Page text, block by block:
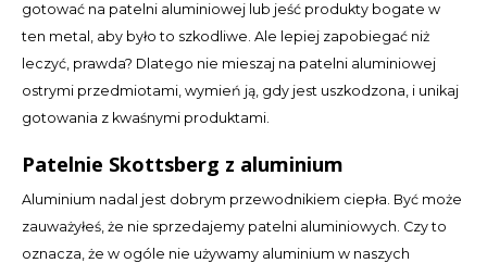
MXN
NOK
PLN
SGD
gotować na patelni aluminiowej lub jeść produkty bogate w
ten metal, aby było to szkodliwe. Ale lepiej zapobiegać niż
leczyć, prawda? Dlatego nie mieszaj na patelni aluminiowej
ostrymi przedmiotami, wymień ją, gdy jest uszkodzona, i unikaj
gotowania z kwaśnymi produktami.
Patelnie Skottsberg z aluminium
Aluminium nadal jest dobrym przewodnikiem ciepła. Być może
zauważyłeś, że nie sprzedajemy patelni aluminiowych. Czy to
oznacza, że w ogóle nie używamy aluminium w naszych